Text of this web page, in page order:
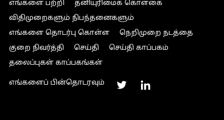
எங்களை பற்றி
தனியுரிமைக் கொள்கை
விதிமுறைகளும் நிபந்தனைகளும்
எங்களை தொடர்பு கொள்ள
நெறிமுறை நடத்தை
குறை நிவர்த்தி
செய்தி
செய்தி காப்பகம்
தலைப்புகள் காப்பகங்கள்
எங்களைப் பின்தொடரவும்